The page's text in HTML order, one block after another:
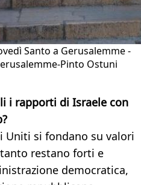
Santo a Gerusalemme -
Pinto Ostuni
i rapporti di Israele con
Uniti si fondano su valori
restano forti e
democratica,